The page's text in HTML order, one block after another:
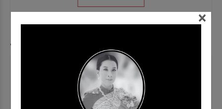
หน้า content
RIGHT ADS
×